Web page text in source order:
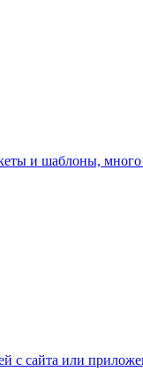
и шаблоны,
с сайта или